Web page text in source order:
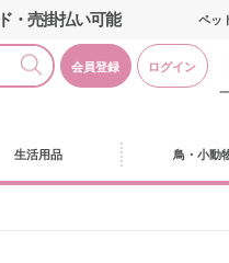
・売掛払い可能
会員登録 ログイン
ペッ
生活用品 鳥・小動